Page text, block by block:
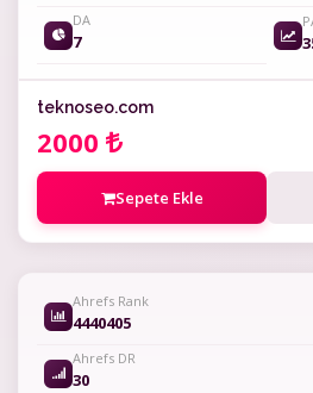
DA
7
teknoseo.com
2000
Sepete Ekle
Ahrefs Rank
4440405
Ahrefs DR
30